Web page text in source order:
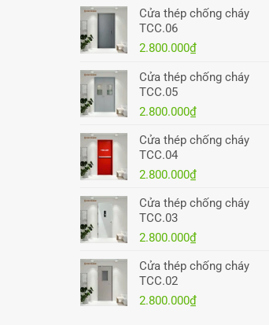
Cửa thép chống cháy
TCC.06
2.800.000₫
Cửa thép chống cháy
TCC.05
2.800.000₫
Cửa thép chống cháy
TCC.04
2.800.000₫
Cửa thép chống cháy
TCC.03
2.800.000₫
Cửa thép chống cháy
TCC.02
2.800.000₫